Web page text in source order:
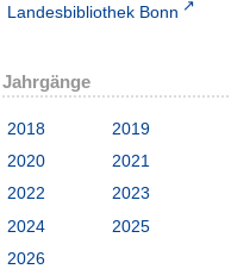
Landesbibliothek Bonn
Jahrgänge
2018
2019
2020
2021
2022
2023
2024
2025
2026